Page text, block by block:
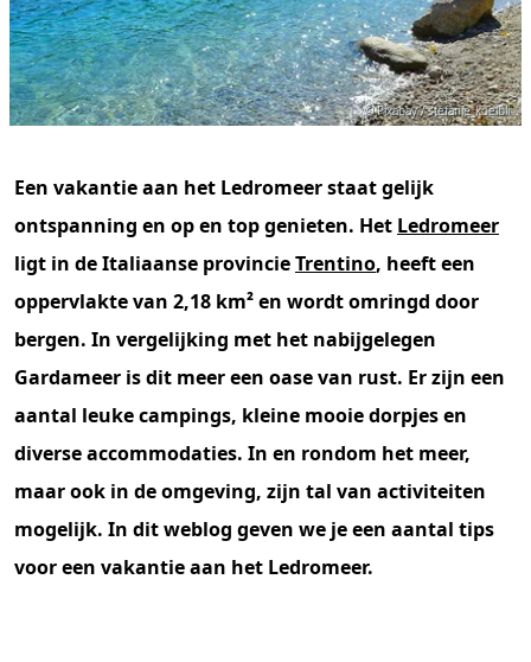
© Pixabay / stefanie_koelbli
Een vakantie aan het Ledromeer staat gelijk
ontspanning en op en top genieten. Het Ledromeer
ligt in de Italiaanse provincieTrentino, heeft een
oppervlakte van 2,18 km² en wordt omringd door
bergen. In vergelijking met het nabijgelegen
Gardameer is dit meer een oase van rust. Er zijn een
aantal leuke campings, kleine mooie dorpjes en
diverse accommodaties. In en rondom het meer,
maar ook in de omgeving, zijn tal van activiteiten
mogelijk. In dit weblog geven we je een aantal tips
voor een vakantie aan het Ledromeer.